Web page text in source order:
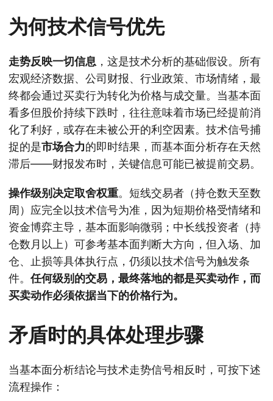
为何技术信号优先
走势反映一切信息 ，这是技术分析的基础假设。所有
宏观经济数据、公司财报、行业政策、市场情绪，最
终都会通过买卖行为转化为价格与成交量。当基本面
看多但股价持续下跌时，往往意味着市场已经提前消
化了利好，或存在未被公开的利空因素。技术信号捕
捉的是市场合力的即时结果，而基本面分析存在天然
滞后——财报发布时，关键信息可能已被提前交易。
操作级别决定取舍权重。短线交易者（持仓数天至数
周）应完全以技术信号为准，因为短期价格受情绪和
资金博弈主导，基本面影响微弱；中长线投资者（持
仓数月以上）可参考基本面判断大方向，但入场、加
仓、止损等具体执行点，仍须以技术信号为触发条
件。任何级别的交易，最终落地的都是买卖动作，而
买卖动作必须依据当下的价格行为。
矛盾时的具体处理步骤
当基本面分析结论与技术走势信号相反时，可按下述
流程操作：